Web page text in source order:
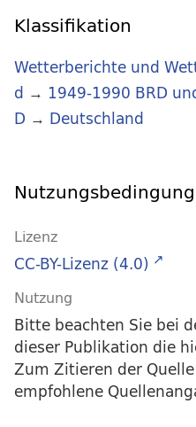
Klassifikation
Wetterberichte und
d → 1949-1990 BRD
D → Deutschland
Lizenz
CC-BY-Lizenz (4.0)
Nutzung
Bitte beachten Sie bei
dieser Publikation die
Zum Zitieren der
empfohlene